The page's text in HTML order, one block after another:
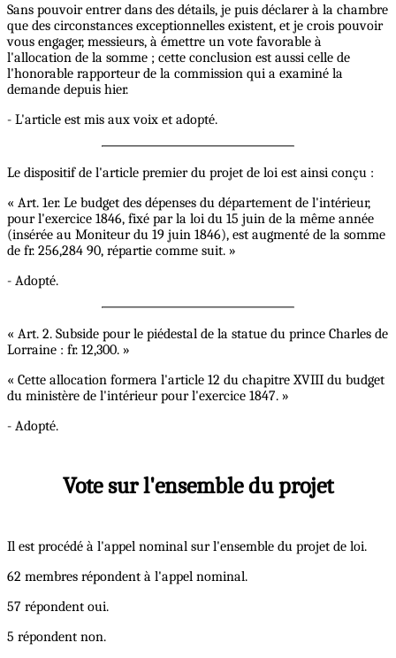
Sans pouvoir entrer dans des détails, je puis déclarer à la chambre
que des circonstances exceptionnelles existent, et je crois pouvoir
vous engager, messieurs, à émettre un vote favorable à
l'allocation de la somme ; cette conclusion est aussi celle de
l'honorable rapporteur de la commission qui a examiné la
demande depuis hier.
- L'article est mis aux voix et adopté.
Le dispositif de l'article premier du projet de loi est ainsi conçu :
« Art. 1er. Le budget des dépenses du département de l'intérieur,
pour l'exercice 1846, fixé par la loi du 15 juin de la même année
(insérée au Moniteur du 19 juin 1846), est augmenté de la somme
de fr. 256,284 90, répartie comme suit. »
- Adopté.
« Art. 2. Subside pour le piédestal de la statue du prince Charles de
Lorraine : fr. 12,300. »
« Cette allocation formera l'article 12 du chapitre XVIII du budget
du ministère de l'intérieur pour l'exercice 1847. »
- Adopté.
Vote sur l'ensemble du projet
Il est procédé à l'appel nominal sur l'ensemble du projet de loi.
62 membres répondent à l'appel nominal.
57 répondent oui.
5 répondent non.